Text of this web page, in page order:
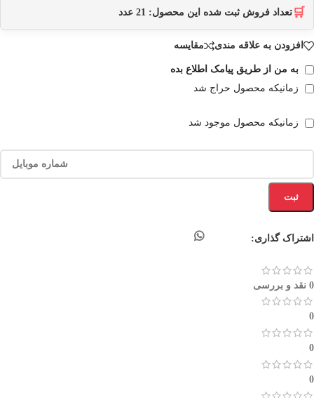
🛒 تعداد فروش ثبت شده این محصول: 21 عدد
افزودن به علاقه مندی مقایسه
به من از طریق پیامک اطلاع بده
زمانیکه محصول حراج شد
زمانیکه محصول موجود شد
ثبت
اشتراک گذاری:
0 نقد و بررسی
0
0
0